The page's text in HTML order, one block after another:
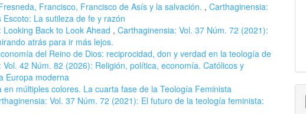
Francisco, Francisco de Asís y la salvación. , Carthaginensia:
La sutileza de fe y razón
Back to Look Ahead , Carthaginensia: Vol. 37 Núm. 72 (2021):
atrás para ir más lejos.
del Reino de Dios: reciprocidad, don y verdad en la teología de
Vol. 42 Núm. 82 (2026): Religión, política, economía. Católicos y
Europa moderna
en múltiples colores. La cuarta fase de la Teología Feminista
Vol. 37 Núm. 72 (2021): El futuro de la teología feminista: